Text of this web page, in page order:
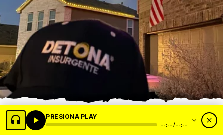
PRESIONA PLAY
--:-- / --:--